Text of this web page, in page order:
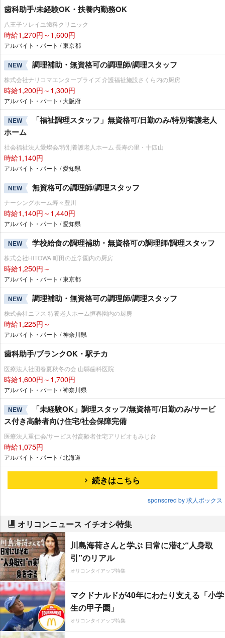
歯科助手/未経験OK・扶養内勤務OK
八王子ソレイユ歯科クリニック
時給1,270円～1,600円
アルバイト・パート / 東京都
NEW 調理補助・無資格可の調理師/調理スタッフ
株式会社ナリコマエンタープライズ 介護福祉施設さくら内の厨房
時給1,200円～1,300円
アルバイト・パート / 大阪府
NEW
「福祉調理スタッフ」無資格可/日勤のみ/特別養護老人
ホーム
社会福祉法人愛燦会/特別養護老人ホーム 長寿の里・十四山
時給1,140円
アルバイト・パート / 愛知県
NEW 無資格可の調理師/調理スタッフ
ナーシングホーム寿々豊川
時給1,140円～1,440円
アルバイト・パート / 愛知県
NEW 学校給食の調理補助・無資格可の調理師/調理スタッフ
株式会社HITOWA 町田の丘学園内の厨房
時給1,250円～
アルバイト・パート / 東京都
NEW 調理補助・無資格可の調理師/調理スタッフ
株式会社ニフス 特養老人ホーム恒春園内の厨房
時給1,225円～
アルバイト・パート / 神奈川県
歯科助手/ブランクOK・駅チカ
医療法人社団春夏秋冬の会 山縣歯科医院
時給1,600円～1,700円
アルバイト・パート / 神奈川県
NEW
「未経験OK」調理スタッフ/無資格可/日勤のみ/サービ
ス付き高齢者向け住宅/社会保障完備
医療法人重仁会/サービス付高齢者住宅アリビオもみじ台
時給1,075円
アルバイト・パート / 北海道
続きはこちら
sponsored by 求人ボックス
オリコンニュース イチオシ特集
川島海荷さんと学ぶ 日常に潜む“人身取
引”のリアル
オリコンタイアップ特集
マクドナルドが40年にわたり支える「小学
生の甲子園」
オリコンタイアップ特集